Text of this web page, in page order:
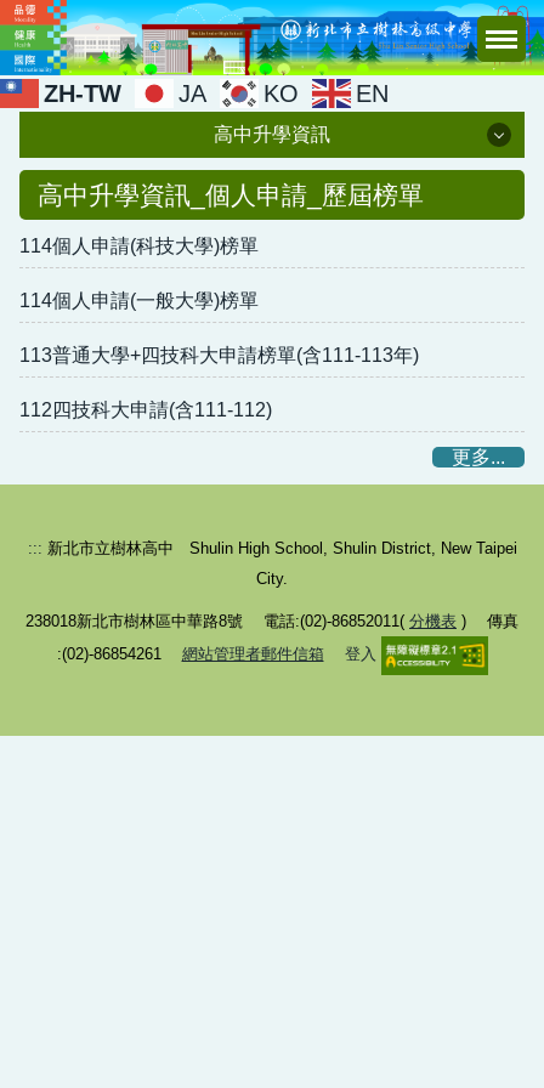
跳
到
主
要
容
ZH-TW JA KO EN
高中升學資訊
高中升學資訊
特殊選才
學科能力測驗
繁星推薦
個人申請
分科測驗與考試分發
選課選班群輔導
課程資訊
高中升學資訊_個人申請_歷屆榜單
114個人申請(科技大學)榜單
114個人申請(一般大學)榜單
113普通大學+四技科大申請榜單(含111-113年)
112四技科大申請(含111-112)
更多...
::: 新北市立樹林高中 Shulin High School, Shulin District, New Taipei
City.
238018新北市樹林區中華路8號 電話:(02)-86852011( 分機表 ) 傳真
:(02)-86854261 網站管理者郵件信箱 登入